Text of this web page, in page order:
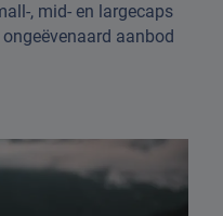
, mid- en largecaps
aanbod